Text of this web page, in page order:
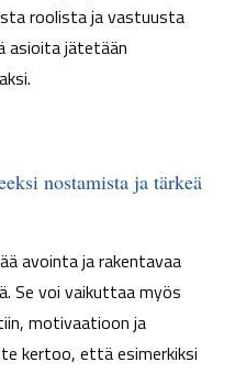
roolista ja vastuusta
asioita jätetään
nostamista ja tärkeä
avointa ja rakentavaa
Se voi vaikuttaa myös
motivaatioon ja
kertoo, että esimerkiksi